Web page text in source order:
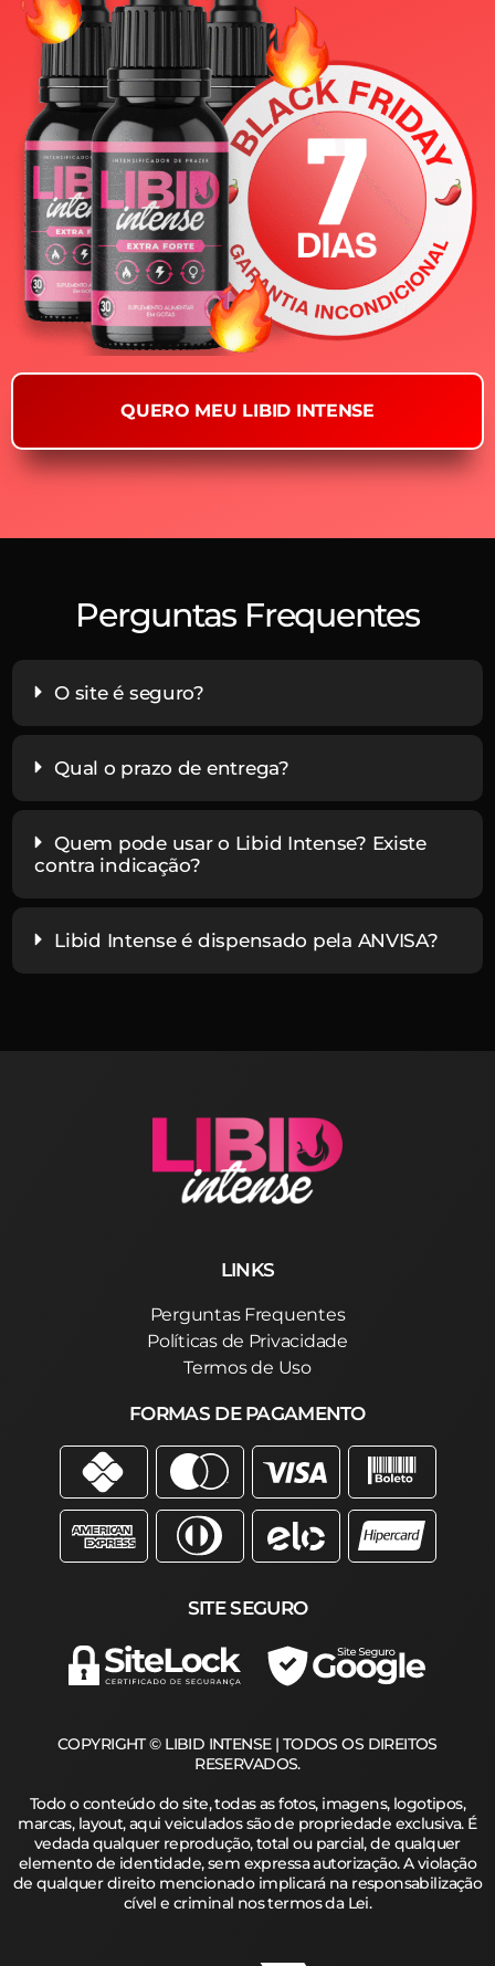
QUERO MEU LIBID INTENSE
Perguntas Frequentes
O site é seguro?
Qual o prazo de entrega?
Quem pode usar o Libid Intense? Existe
contra indicação?
Libid Intense é dispensado pela ANVISA?
LINKS
Perguntas Frequentes
Políticas de Privacidade
Termos de Uso
FORMAS DE PAGAMENTO
SITE SEGURO
COPYRIGHT © LIBID INTENSE | TODOS OS DIREITOS
RESERVADOS.
Todo o conteúdo do site, todas as fotos, imagens, logotipos,
marcas, layout, aqui veiculados são de propriedade exclusiva. É
vedada qualquer reprodução, total ou parcial, de qualquer
elemento de identidade, sem expressa autorização. A violação
de qualquer direito mencionado implicará na responsabilização
cível e criminal nos termos da Lei.